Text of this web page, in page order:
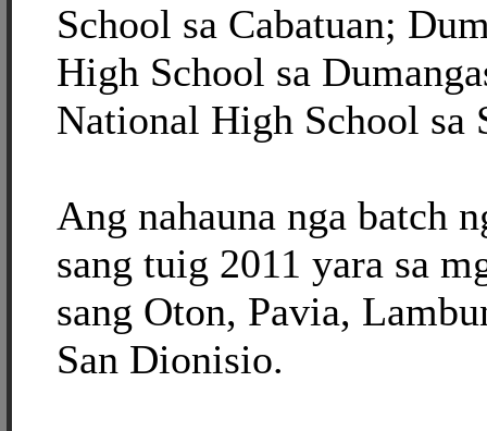
School sa Cabatuan;
High School sa
National High School sa
Ang nahauna nga batch
sang tuig 2011 yara sa
sang Oton, Pavia,
San Dionisio.